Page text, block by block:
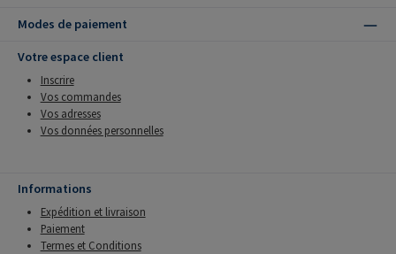
Modes de paiement
Votre espace client
Inscrire
Vos commandes
Vos adresses
Vos données personnelles
Informations
Expédition et livraison
Paiement
Termes et Conditions